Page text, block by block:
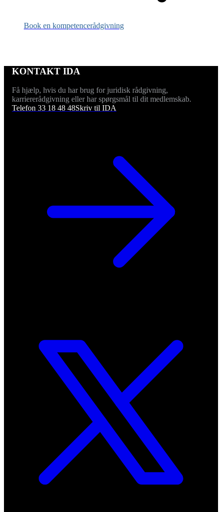
Book en kompetencerådgivning
KONTAKT IDA
Få hjælp, hvis du har brug for juridisk rådgivning,
karriererådgivning eller har spørgsmål til dit medlemskab.
Telefon 33 18 48 48Skriv til IDA